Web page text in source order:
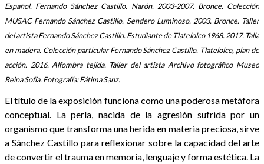
Español. Fernando Sánchez Castillo. Narón. 2003-2007. Bronce. Colección
MUSAC Fernando Sánchez Castillo. Sendero Luminoso. 2003. Bronce. Taller
del artista Fernando Sánchez Castillo. Estudiante de Tlatelolco 1968. 2017. Talla
en madera. Colección particular Fernando Sánchez Castillo. Tlatelolco, plan de
acción. 2016. Alfombra tejida. Taller del artista Archivo fotográfico Museo
Reina Sofía. Fotografía: Fátima Sanz.
El título de la exposición funciona como una poderosa metáfora
conceptual. La perla, nacida de la agresión sufrida por un
organismo que transforma una herida en materia preciosa, sirve
a Sánchez Castillo para reflexionar sobre la capacidad del arte
de convertir el trauma en memoria, lenguaje y forma estética. La